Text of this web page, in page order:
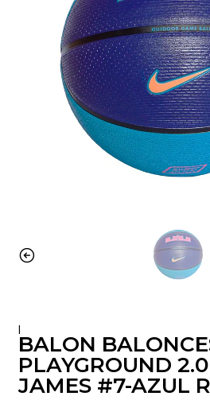
|
BALON
PLAYGROUND
JAMES #7-AZUL